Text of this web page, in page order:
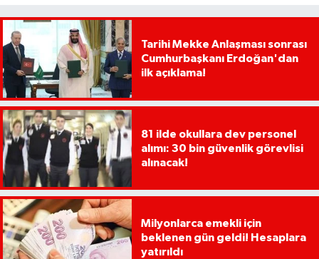
Tarihi Mekke Anlaşması sonrası
Cumhurbaşkanı Erdoğan'dan
ilk açıklama!
81 ilde okullara dev personel
alımı: 30 bin güvenlik görevlisi
alınacak!
Milyonlarca emekli için
beklenen gün geldi! Hesaplara
yatırıldı